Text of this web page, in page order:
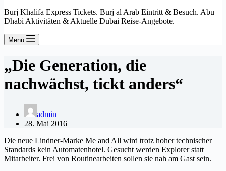
Burj Khalifa Express Tickets. Burj al Arab Eintritt & Besuch. Abu
Dhabi Aktivitäten & Aktuelle Dubai Reise-Angebote.
Menü
„Die Generation, die
nachwächst, tickt anders“
admin
28. Mai 2016
Die neue Lindner-Marke Me and All wird trotz hoher technischer
Standards kein Automatenhotel. Gesucht werden Explorer statt
Mitarbeiter. Frei von Routinearbeiten sollen sie nah am Gast sein.